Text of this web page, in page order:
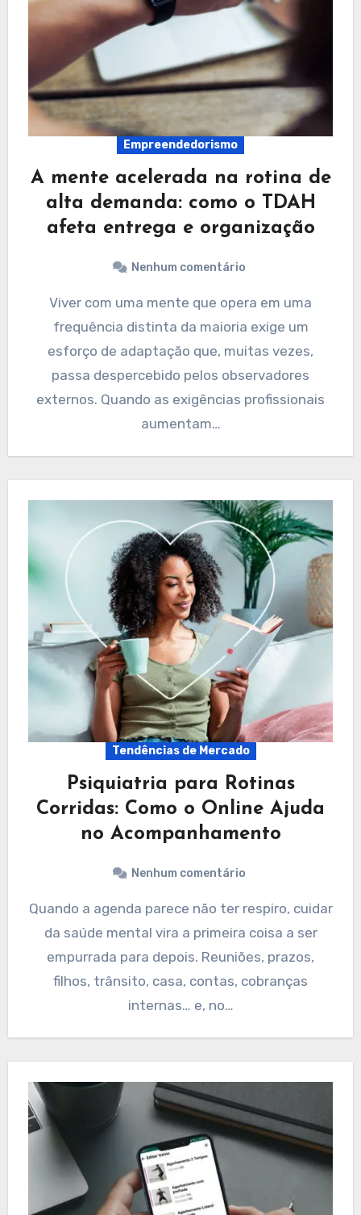
Empreendedorismo
A mente acelerada na rotina de
alta demanda: como o TDAH
afeta entrega e organização
Nenhum comentário
Viver com uma mente que opera em uma
frequência distinta da maioria exige um
esforço de adaptação que, muitas vezes,
passa despercebido pelos observadores
externos. Quando as exigências profissionais
aumentam…
Tendências de Mercado
Psiquiatria para Rotinas
Corridas: Como o Online Ajuda
no Acompanhamento
Nenhum comentário
Quando a agenda parece não ter respiro, cuidar
da saúde mental vira a primeira coisa a ser
empurrada para depois. Reuniões, prazos,
filhos, trânsito, casa, contas, cobranças
internas… e, no…